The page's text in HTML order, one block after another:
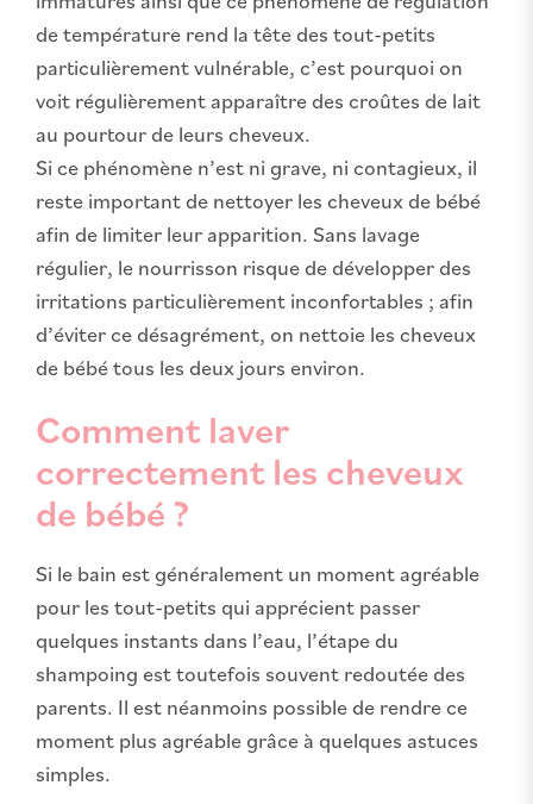
de température rend la tête des tout-petits
particulièrement vulnérable, c’est pourquoi on
voit régulièrement apparaître des croûtes de lait
au pourtour de leurs cheveux.
Si ce phénomène n’est ni grave, ni contagieux, il
reste important de nettoyer les cheveux de bébé
afin de limiter leur apparition. Sans lavage
régulier, le nourrisson risque de développer des
irritations particulièrement inconfortables ; afin
d’éviter ce désagrément, on nettoie les cheveux
de bébé tous les deux jours environ.
Comment laver
correctement les cheveux
de bébé ?
Si le bain est généralement un moment agréable
pour les tout-petits qui apprécient passer
quelques instants dans l’eau, l’étape du
shampoing est toutefois souvent redoutée des
parents. Il est néanmoins possible de rendre ce
moment plus agréable grâce à quelques astuces
simples.